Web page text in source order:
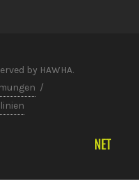
by HAWHA.
/